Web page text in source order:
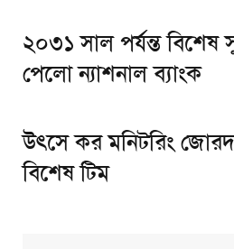
২০৩১ সাল পর্যন্ত বিশেষ
পেলো ন্যাশনাল ব্যাংক
উৎসে কর মনিটরিং
বিশেষ টিম